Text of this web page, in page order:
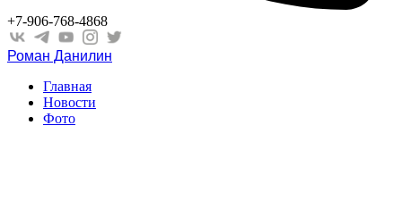
+7-906-768-4868
Роман Данилин
Главная
Новости
Фото